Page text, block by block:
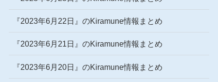
『2023年6月22日』のKiramune情報まとめ
『2023年6月21日』のKiramune情報まとめ
『2023年6月20日』のKiramune情報まとめ